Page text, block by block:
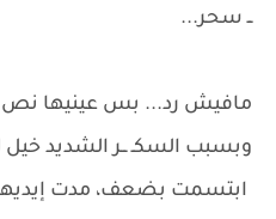
ــ سحر...
مافيش رد... بس عينيها نص
وبسبب السكـ ــر الشديد خيل
ابتسمت بضعف، مدت